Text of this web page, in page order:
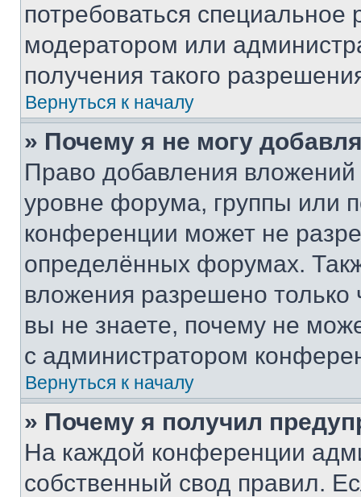
потребоваться
модератором или
получения такого
Вернуться к началу
» Почему я не могу
Право добавления
уровне форума, группы или
конференции может не
определённых форумах.
вложения разрешено
вы не знаете, почему не
с администратором
Вернуться к началу
» Почему я получил
На каждой конференции
собственный свод правил.